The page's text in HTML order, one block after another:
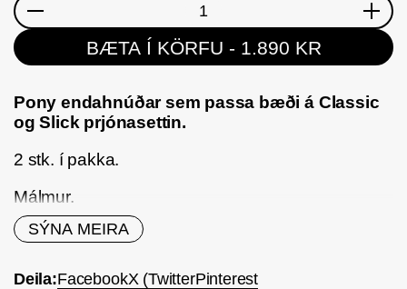
Magn
BÆTA Í KÖRFU - 1.890 KR
Pony endahnúðar sem passa bæði á Classic
og Slick prjónasettin.
2 stk. í pakka.
Málmur.
SÝNA MEIRA
Deila:FacebookX (TwitterPinterest